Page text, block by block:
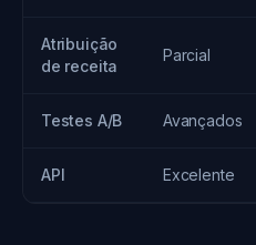
Atribuição
de receita
Parcial
Testes A/B Avançados
API Excelente